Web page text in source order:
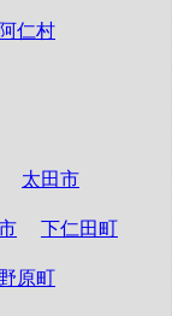
仁村
太田市
下仁田町
原町